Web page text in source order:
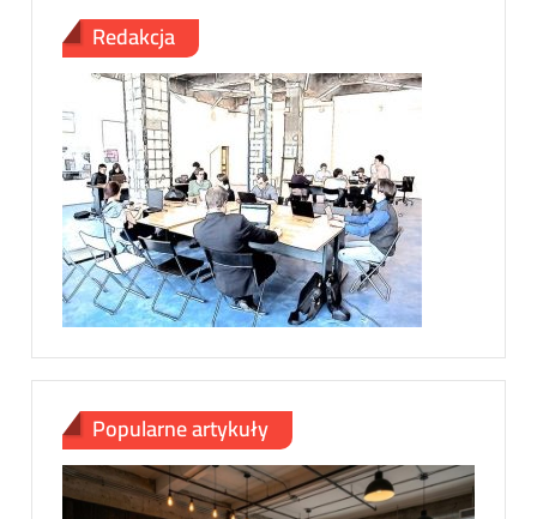
Redakcja
Popularne artykuły